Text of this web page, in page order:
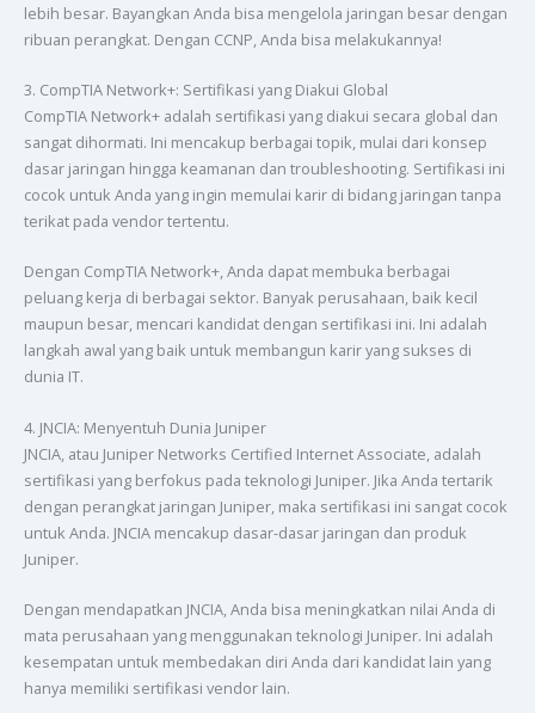
lebih besar. Bayangkan Anda bisa mengelola jaringan besar dengan
ribuan perangkat. Dengan CCNP, Anda bisa melakukannya!
3. CompTIA Network+: Sertifikasi yang Diakui Global
CompTIA Network+ adalah sertifikasi yang diakui secara global dan
sangat dihormati. Ini mencakup berbagai topik, mulai dari konsep
dasar jaringan hingga keamanan dan troubleshooting. Sertifikasi ini
cocok untuk Anda yang ingin memulai karir di bidang jaringan tanpa
terikat pada vendor tertentu.
Dengan CompTIA Network+, Anda dapat membuka berbagai
peluang kerja di berbagai sektor. Banyak perusahaan, baik kecil
maupun besar, mencari kandidat dengan sertifikasi ini. Ini adalah
langkah awal yang baik untuk membangun karir yang sukses di
dunia IT.
4. JNCIA: Menyentuh Dunia Juniper
JNCIA, atau Juniper Networks Certified Internet Associate, adalah
sertifikasi yang berfokus pada teknologi Juniper. Jika Anda tertarik
dengan perangkat jaringan Juniper, maka sertifikasi ini sangat cocok
untuk Anda. JNCIA mencakup dasar-dasar jaringan dan produk
Juniper.
Dengan mendapatkan JNCIA, Anda bisa meningkatkan nilai Anda di
mata perusahaan yang menggunakan teknologi Juniper. Ini adalah
kesempatan untuk membedakan diri Anda dari kandidat lain yang
hanya memiliki sertifikasi vendor lain.